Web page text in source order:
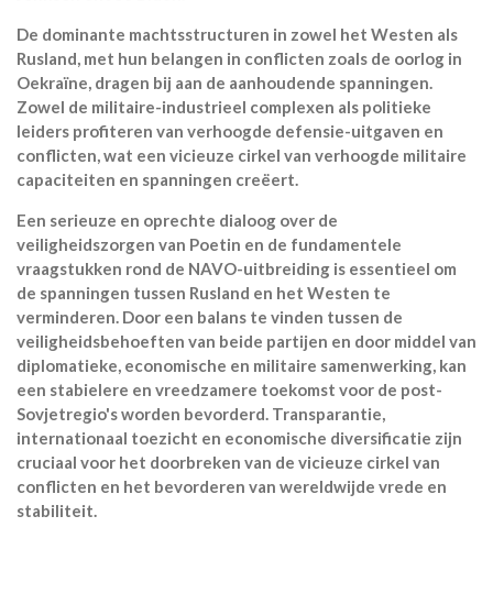
De dominante machtsstructuren in zowel het Westen als
Rusland, met hun belangen in conflicten zoals de oorlog in
Oekraïne, dragen bij aan de aanhoudende spanningen.
Zowel de militaire-industrieel complexen als politieke
leiders profiteren van verhoogde defensie-uitgaven en
conflicten, wat een vicieuze cirkel van verhoogde militaire
capaciteiten en spanningen creëert.
Een serieuze en oprechte dialoog over de
veiligheidszorgen van Poetin en de fundamentele
vraagstukken rond de NAVO-uitbreiding is essentieel om
de spanningen tussen Rusland en het Westen te
verminderen. Door een balans te vinden tussen de
veiligheidsbehoeften van beide partijen en door middel van
diplomatieke, economische en militaire samenwerking, kan
een stabielere en vreedzamere toekomst voor de post-
Sovjetregio's worden bevorderd. Transparantie,
internationaal toezicht en economische diversificatie zijn
cruciaal voor het doorbreken van de vicieuze cirkel van
conflicten en het bevorderen van wereldwijde vrede en
stabiliteit.